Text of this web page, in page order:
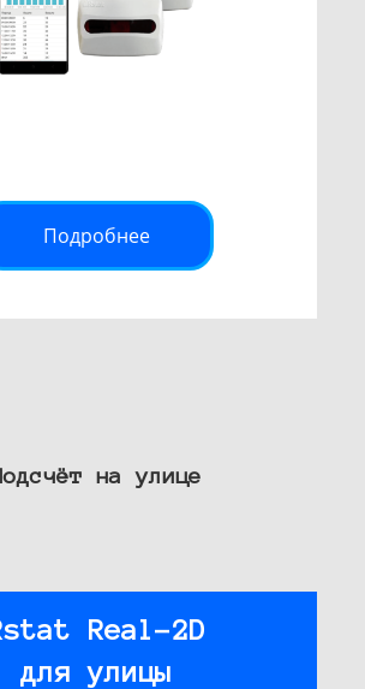
Подробнее
на улице
Real-2D
для улицы